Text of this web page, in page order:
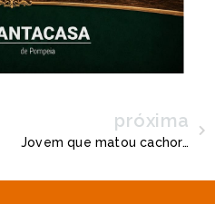
próxima
Jovem que matou cachorro a facadas é liberado após audiência de custódia em Marília